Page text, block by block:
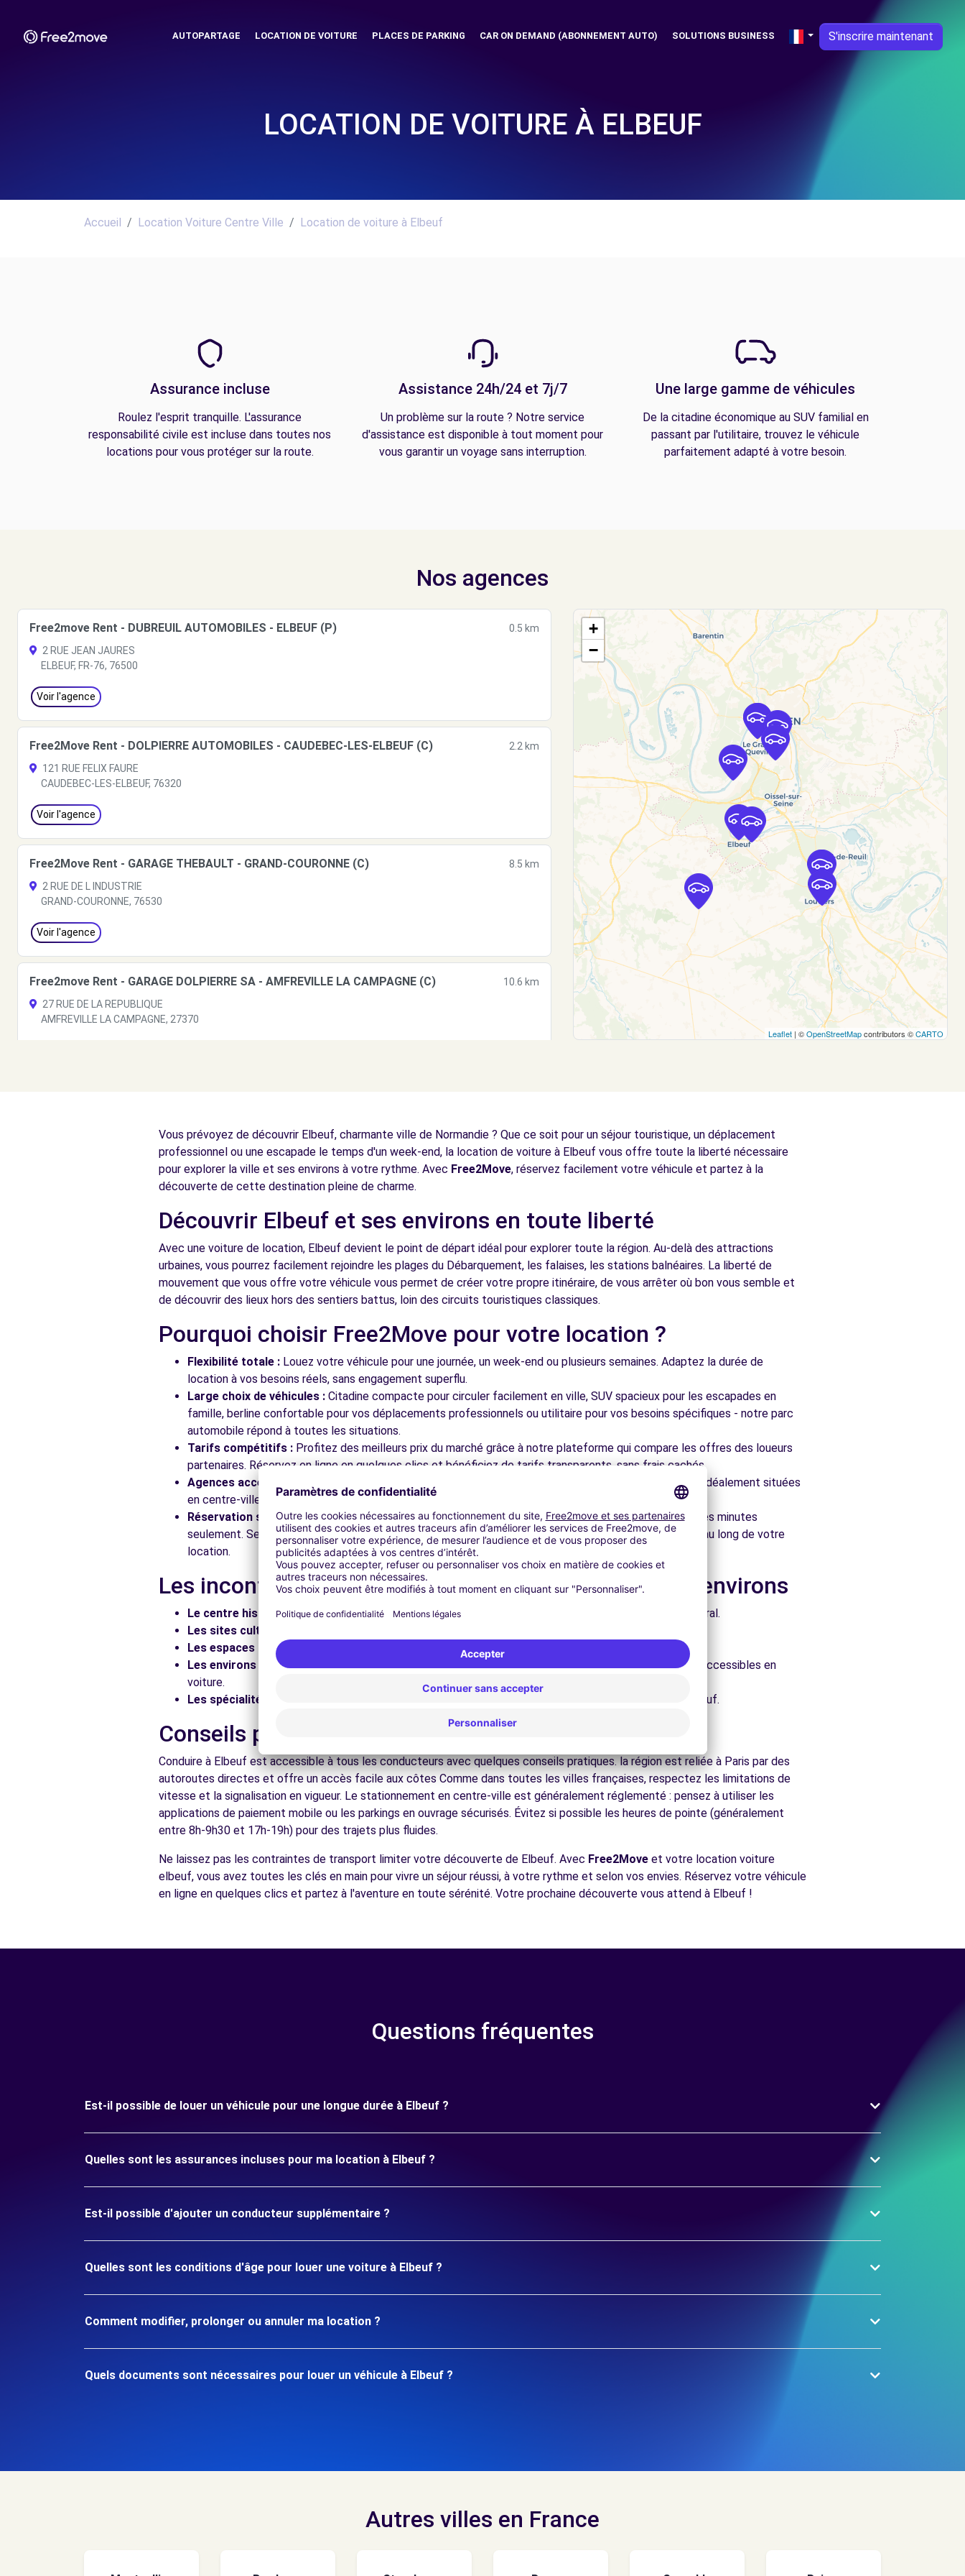
AUTOPARTAGE LOCATION DE VOITURE PLACES DE PARKING CAR ON DEMAND (ABONNEMENT AUTO) SOLUTIONS BUSINESS S'inscrire maintenant
LOCATION DE VOITURE À ELBEUF
Accueil Location Voiture Centre Ville Location de voiture à Elbeuf
Assurance incluse
Roulez l'esprit tranquille. L'assurance
responsabilité civile est incluse dans toutes nos
locations pour vous protéger sur la route.
Assistance 24h/24 et 7j/7
Un problème sur la route ? Notre service
d'assistance est disponible à tout moment pour
vous garantir un voyage sans interruption.
Une large gamme de véhicules
De la citadine économique au SUV familial en
passant par l'utilitaire, trouvez le véhicule
parfaitement adapté à votre besoin.
Nos agences
Free2move Rent - DUBREUIL AUTOMOBILES - ELBEUF (P)
0.5 km
2 RUE JEAN JAURES
ELBEUF, FR-76, 76500
Voir l'agence
Free2Move Rent - DOLPIERRE AUTOMOBILES - CAUDEBEC-LES-ELBEUF (C)
2.2 km
121 RUE FELIX FAURE
CAUDEBEC-LES-ELBEUF, 76320
Voir l'agence
Free2Move Rent - GARAGE THEBAULT - GRAND-COURONNE (C)
8.5 km
2 RUE DE L INDUSTRIE
GRAND-COURONNE, 76530
Voir l'agence
Free2move Rent - GARAGE DOLPIERRE SA - AMFREVILLE LA CAMPAGNE (C)
10.6 km
27 RUE DE LA REPUBLIQUE
AMFREVILLE LA CAMPAGNE, 27370
ST-ETIENNE-DU-ROUVRAY, 76800
Free2move Rent - SERVICES DISTRIBUTION AUTOMOBILES - VAL DE REUIL (C)
13.3 km
VAL DE REUIL, FR-27, 27100
Free2move Rent - DUBREUIL - VAL DE REUIL (O)
13.3 km
PARC D'ACTIVITE DE LA FRINGALE
Free2Move Rent - GARAGE DE L'AVENUE - SOTTEVILLE-LES-ROUEN (C)
14.5 km
Free2move Rent - S&You - LE GRAND QUEVILLY (C)
14.6 km
RUE ANTOINE DE LAVOISIER
LE GRAND QUEVILLY, FR-76, 76120
Free2move Rent - S&You - LE GRAND QUEVILLY (P)
14.6 km
LE GRAND QUEVILLY, FR-76, 76120
Voir toutes les agences
+
−
Leaflet | ©OpenStreetMapcontributors ©CARTO
Vous prévoyez de découvrir Elbeuf, charmante ville de Normandie ? Que ce soit pour un séjour touristique, un déplacement
professionnel ou une escapade le temps d'un week-end, la location de voiture à Elbeuf vous offre toute la liberté nécessaire
pour explorer la ville et ses environs à votre rythme. Avec Free2Move, réservez facilement votre véhicule et partez à la
découverte de cette destination pleine de charme.
Découvrir Elbeuf et ses environs en toute liberté
Avec une voiture de location, Elbeuf devient le point de départ idéal pour explorer toute la région. Au-delà des attractions
urbaines, vous pourrez facilement rejoindre les plages du Débarquement, les falaises, les stations balnéaires. La liberté de
mouvement que vous offre votre véhicule vous permet de créer votre propre itinéraire, de vous arrêter où bon vous semble et
de découvrir des lieux hors des sentiers battus, loin des circuits touristiques classiques.
Pourquoi choisir Free2Move pour votre location ?
Flexibilité totale : Louez votre véhicule pour une journée, un week-end ou plusieurs semaines. Adaptez la durée de
location à vos besoins réels, sans engagement superflu.
Large choix de véhicules : Citadine compacte pour circuler facilement en ville, SUV spacieux pour les escapades en
famille, berline confortable pour vos déplacements professionnels ou utilitaire pour vos besoins spécifiques - notre parc
automobile répond à toutes les situations.
Tarifs compétitifs : Profitez des meilleurs prix du marché grâce à notre plateforme qui compare les offres des loueurs
partenaires. Réservez en ligne en quelques clics et bénéficiez de tarifs transparents, sans frais cachés.
Agences accessibles :
Récupérez votre véhicule dans l'une de nos nombreuses agences partenaires, idéalement situées
en centre-ville, en gare ou près des aéroports pour faciliter le démarrage de votre séjour.
Réservation simplifiée :Notre plateforme intuitive vous permet de réserver votre véhicule en quelques minutes
seulement. Service client disponible pour répondre à toutes vos questions et vous accompagner tout au long de votre
location.
Les incontournables à découvrir à Elbeuf et dans les environs
Le centre historique :Flânez dans les ruelles du cœur de ville et découvrez son patrimoine architectural.
Les sites culturels :
Les espaces naturels :
Profitez des parcs et jardins pour une pause détente en pleine nature.
Les environs :
Explorez les plages du Débarquement, les falaises, les stations balnéaires, facilement accessibles en
voiture.
Les spécialités locales :
Découvrez la gastronomie régionale dans les restaurants et marchés de Elbeuf.
Conseils pratiques pour conduire à Elbeuf
Conduire à Elbeuf est accessible à tous les conducteurs avec quelques conseils pratiques. la région est reliée à Paris par des
autoroutes directes et offre un accès facile aux côtes Comme dans toutes les villes françaises, respectez les limitations de
vitesse et la signalisation en vigueur. Le stationnement en centre-ville est généralement réglementé : pensez à utiliser les
applications de paiement mobile ou les parkings en ouvrage sécurisés. Évitez si possible les heures de pointe (généralement
entre 8h-9h30 et 17h-19h) pour des trajets plus fluides.
Ne laissez pas les contraintes de transport limiter votre découverte de Elbeuf. Avec Free2Move et votre location voiture
elbeuf, vous avez toutes les clés en main pour vivre un séjour réussi, à votre rythme et selon vos envies. Réservez votre véhicule
en ligne en quelques clics et partez à l'aventure en toute sérénité. Votre prochaine découverte vous attend à Elbeuf !
Questions fréquentes
Est-il possible de louer un véhicule pour une longue durée à Elbeuf ?
Quelles sont les assurances incluses pour ma location à Elbeuf ?
Est-il possible d'ajouter un conducteur supplémentaire ?
Quelles sont les conditions d'âge pour louer une voiture à Elbeuf ?
Comment modifier, prolonger ou annuler ma location ?
Quels documents sont nécessaires pour louer un véhicule à Elbeuf ?
Autres villes en France